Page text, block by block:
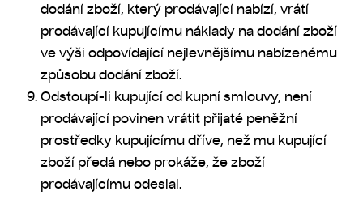
dodání zboží, který prodávající nabízí, vrátí
prodávající kupujícímu náklady na dodání zboží
ve výši odpovídající nejlevnějšímu nabízenému
způsobu dodání zboží.
Odstoupí-li kupující od kupní smlouvy, není
prodávající povinen vrátit přijaté peněžní
prostředky kupujícímu dříve, než mu kupující
zboží předá nebo prokáže, že zboží
prodávajícímu odeslal.